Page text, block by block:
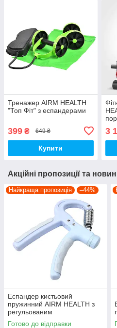
Тренажер AIRM HEALTH
"Топ Фіт" з еспандерами
399 ₴ 649 ₴
Купити
3
Акційні пропозиції та
Найкраща пропозиція –44%
Еспандер кистьовий
пружинний AIRM HEALTH з
регульованим
навантаженням (7953)
Готово до відправки